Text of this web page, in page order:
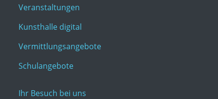
Veranstaltungen
Kunsthalle digital
Vermittlungsangebote
Schulangebote
Ihr Besuch bei uns